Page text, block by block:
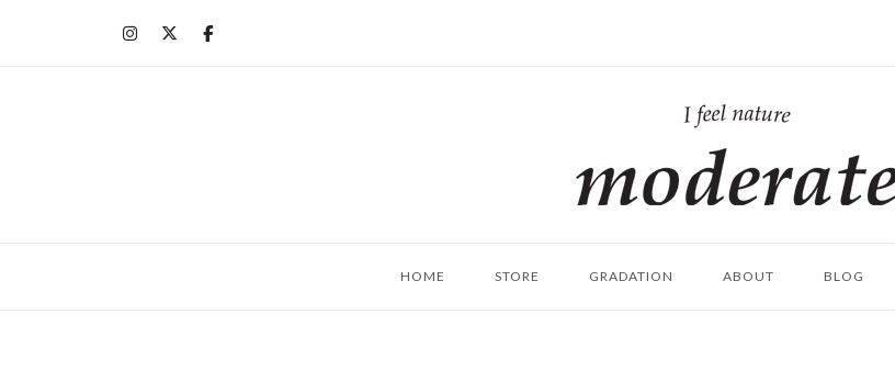
ム
HOME STORE GRADATION ABOUT BLOG